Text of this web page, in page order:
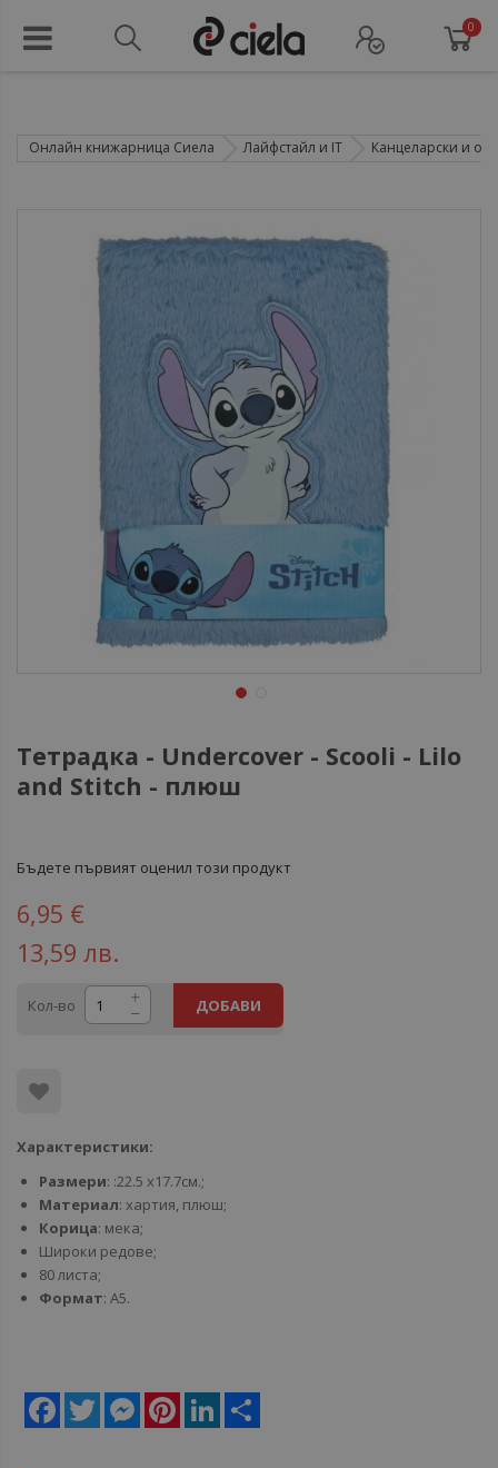
0
Онлайн книжарница Сиела Лайфстайл и IT Канцеларски и
Тетрадка - Undercover - Scooli - Lilo
and Stitch - плюш
Бъдете първият оценил този продукт
6,95 €
13,59 лв.
Кол-во ДОБАВИ
Характеристики:
Размери: :22.5 x17.7см.;
Материал: хартия, плюш;
Корица: мека;
Широки редове;
80 листа;
Формат: А5.
Facebook
Twitter MessengerPinterestLinkedIn